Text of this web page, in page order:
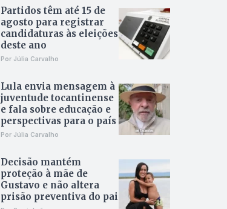
Partidos têm até 15 de
agosto para registrar
candidaturas às eleições
deste ano
Por Júlia Carvalho
Lula envia mensagem à
juventude tocantinense
e fala sobre educação e
perspectivas para o país
Por Júlia Carvalho
Decisão mantém
proteção à mãe de
Gustavo e não altera
prisão preventiva do pai